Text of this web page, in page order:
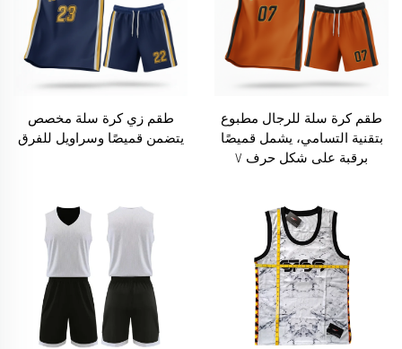
طقم كرة سلة للرجال مطبوع
بتقنية التسامي، يشمل قميصًا
برقبة على شكل حرف V
طقم زي كرة سلة مخصص
يتضمن قميصًا وسراويل للفرق